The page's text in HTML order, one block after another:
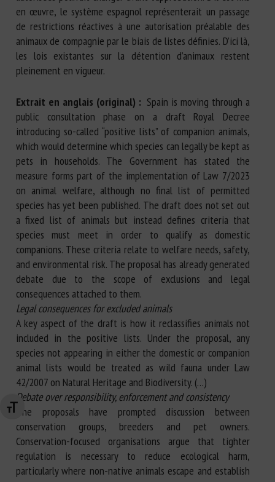
Changer la taille de la police
en œuvre, le système espagnol représenterait un passage
de restrictions réactives à une autorisation préalable des
animaux de compagnie par le biais de listes définies. D’ici là,
les lois existantes sur la détention d’animaux restent
pleinement en vigueur.
Extrait en anglais (original) : Spain is moving through a
public consultation phase on a draft Royal Decree
introducing so-called “positive lists” of companion animals,
which would determine which species can legally be kept as
pets in households. The Government has stated the
measure forms part of the implementation of Law 7/2023
on animal welfare, although no final list of permitted
species has yet been published. The draft does not set out
a fixed list of animals but instead defines criteria that
species must meet in order to qualify as domestic
companions. These criteria relate to welfare needs, safety,
and environmental risk. The proposal has already generated
debate due to the scope of exclusions and legal
consequences attached to them.
Legal consequences for excluded animals
A key aspect of the draft is how it reclassifies animals not
included in the positive lists. Under the proposal, any
species not appearing in either the domestic or companion
animal lists would be treated as wild fauna under Law
42/2007 on Natural Heritage and Biodiversity. (…)
Debate over responsibility, enforcement and consistency
The proposals have prompted discussion between
conservation groups, breeders and pet owners.
Conservation-focused organisations argue that tighter
regulation is necessary to reduce ecological harm,
particularly where non-native animals escape and establish